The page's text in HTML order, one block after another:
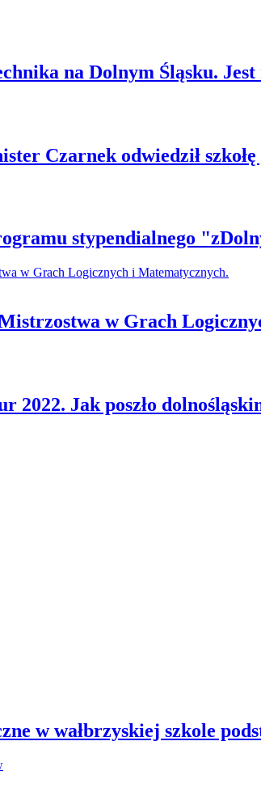
na Dolnym Śląsku.
Czarnek odwiedził
stypendialnego
w Grach
2022. Jak poszło
w wałbrzyskiej szkole